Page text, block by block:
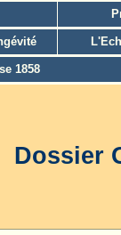
1858
Dossier